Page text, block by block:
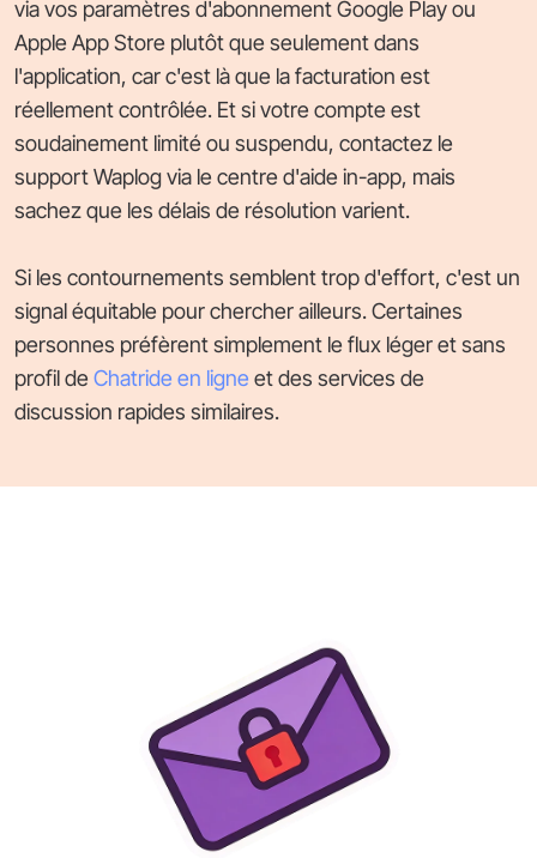
via vos paramètres d'abonnement Google Play ou
Apple App Store plutôt que seulement dans
l'application, car c'est là que la facturation est
réellement contrôlée. Et si votre compte est
soudainement limité ou suspendu, contactez le
support Waplog via le centre d'aide in-app, mais
sachez que les délais de résolution varient.
Si les contournements semblent trop d'effort, c'est un
signal équitable pour chercher ailleurs. Certaines
personnes préfèrent simplement le flux léger et sans
profil de Chatride en ligne et des services de
discussion rapides similaires.